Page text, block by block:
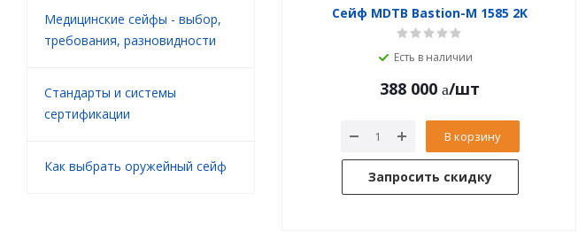
Сейф MDTB Bastion-M 1585 2K
Есть в наличии
388 000 /шт
В корзину
Запросить скидку
Медицинские сейфы - выбор,
требования, разновидности
Стандарты и системы
сертификации
Как выбрать оружейный сейф